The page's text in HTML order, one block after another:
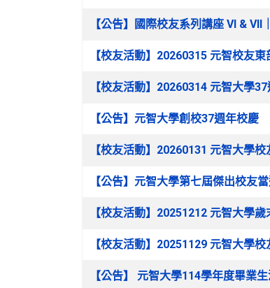
【公告】國際校友系列講座 VI & VII
【校友活動】20260315 元智校友
【校友活動】20260314 元智大學
【公告】元智大學創校37週年校慶
【校友活動】20260131 元智大學
【公告】元智大學第七屆傑出校友
【校友活動】20251212 元智大學
【校友活動】20251129 元智大學
【公告】 元智大學114學年度畢業